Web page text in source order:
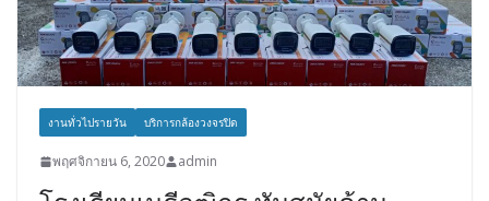
งานทั่วไปรายวัน บริการกล้องวงจรปิด
พฤศจิกายน 6, 2020 admin